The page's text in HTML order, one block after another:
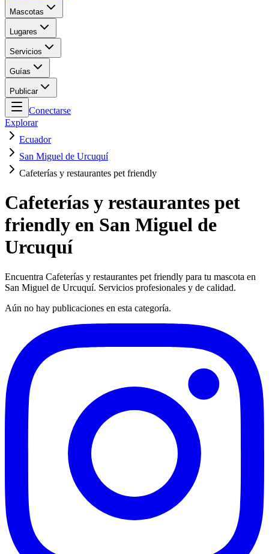
Mascotas
Lugares
Servicios
Guías
Publicar
Conectarse
Explorar
Ecuador
San Miguel de Urcuquí
Cafeterías y restaurantes pet friendly
Cafeterías y restaurantes pet
friendly en San Miguel de
Urcuquí
Encuentra Cafeterías y restaurantes pet friendly para tu mascota en
San Miguel de Urcuquí. Servicios profesionales y de calidad.
Aún no hay publicaciones en esta categoría.